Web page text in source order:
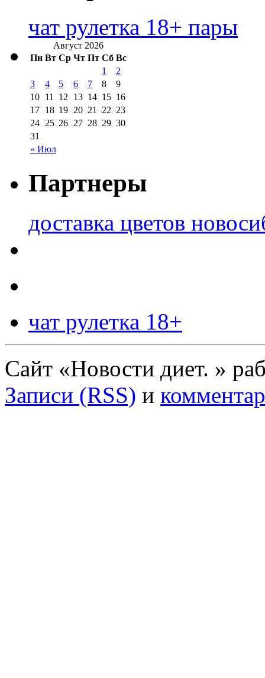
чат рулетка 18+ пары
Август 2026
Пн Вт Ср Чт Пт Сб Вс
« Июл
1
2
3
4 5 6 7 8
9
10 11 12 13 14 15 16
17 18 19 20 21 22 23
24 25 26 27 28 29 30
31
Партнеры
доставка цветов
чат рулетка 18+
Сайт «Новости диет. »
Записи (RSS) и